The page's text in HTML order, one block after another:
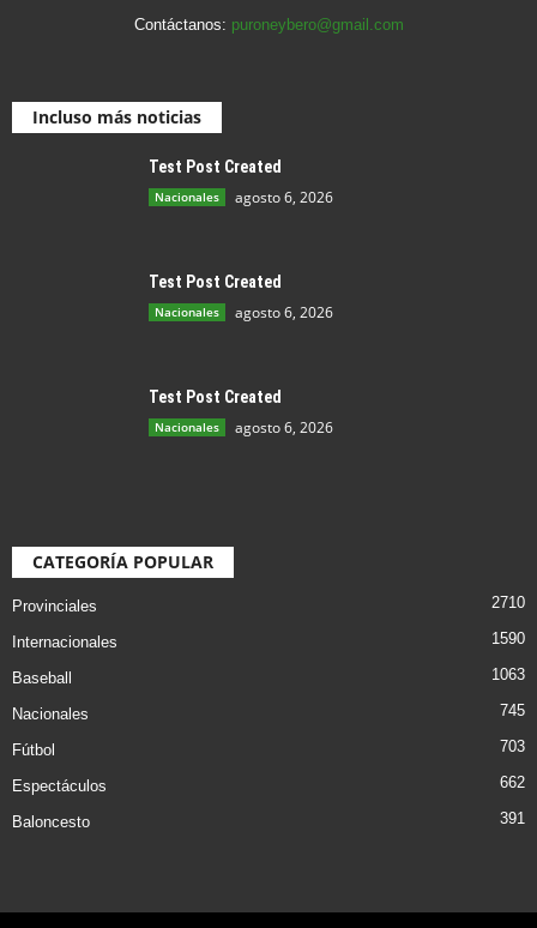
Contáctanos: puroneybero@gmail.com
Incluso más noticias
Test Post Created
Nacionales agosto 6, 2026
Test Post Created
Nacionales agosto 6, 2026
Test Post Created
Nacionales agosto 6, 2026
CATEGORÍA POPULAR
Provinciales 2710
Internacionales 1590
Baseball 1063
Nacionales 745
Fútbol 703
Espectáculos 662
Baloncesto 391